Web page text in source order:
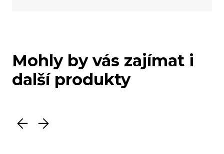
Mohly by vás zajímat i
další produkty